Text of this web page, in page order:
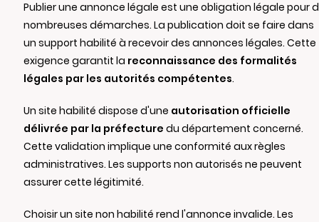
Publier une annonce légale est une obligation légale pour
nombreuses démarches. La publication doit se faire dans
un support habilité à recevoir des annonces légales. Cette
exigence garantit la reconnaissance des formalités
légales par les autorités compétentes.
Un site habilité dispose d'une autorisation officielle
délivrée par la préfecture du département concerné.
Cette validation implique une conformité aux règles
administratives. Les supports non autorisés ne peuvent
assurer cette légitimité.
Choisir un site non habilité rend l'annonce invalide. Les